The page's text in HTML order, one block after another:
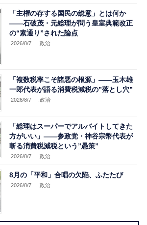
「主権の存する国民の総意」とは何か
――石破茂・元総理が問う皇室典範改正
の“素通り”された論点
2026/8/7 .政治
「複数税率こそ諸悪の根源」――玉木雄
一郎代表が語る消費税減税の”落とし穴”
2026/8/7 .政治
「総理はスーパーでアルバイトしてきた
方がいい」――参政党・神谷宗幣代表が
斬る消費税減税という”愚策”
2026/8/7 .政治
8月の「平和」合唱の欠陥、ふたたび
2026/8/7 .政治